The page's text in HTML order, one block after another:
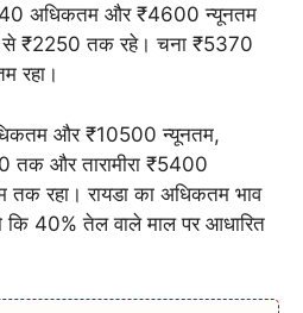
अधिकतम और ₹4600 न्यूनतम
से ₹2250 तक रहे। चना ₹5370
रहा।
और ₹10500 न्यूनतम,
और तारामीरा ₹5400
रहा। रायडा का अधिकतम भाव
कि 40% तेल वाले माल पर आधारित